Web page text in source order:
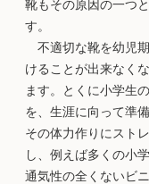
靴もその原因の一つ
す。
不適切な靴を幼児
けることが出来なく
ます。とくに小学生
を、生涯に向って準
その体力作りにスト
し、例えば多くの小
通気性の全くないビ